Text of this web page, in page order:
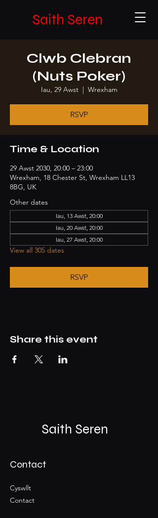
Saith Seren
Clwb Clebran
(Nuts Poker)
Iau, 29 Awst
  |
Wrexham
RSVP
Time & Location
29 Awst 2030, 20:00 – 23:00
Wrexham, 18 Chester St, Wrexham LL13
8BG, UK
Other dates
Iau, 13 Awst, 20:00
Iau, 20 Awst, 20:00
Iau, 27 Awst, 20:00
View all 305 dates
RSVP
Share this event
Saith Seren
Contact
Cyswllt
Contact